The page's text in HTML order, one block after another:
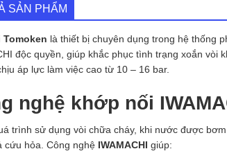
SẢN PHẨM
là thiết bị chuyên dụng trong hệ thống
độc quyền, giúp khắc phục tình trạng xoắn
áp lực làm việc cao từ 10 – 16 bar.
nghệ khớp nối
trình sử dụng vòi chữa cháy, khi nước được
cứu hỏa. Công nghệ IWAMACHI giúp: